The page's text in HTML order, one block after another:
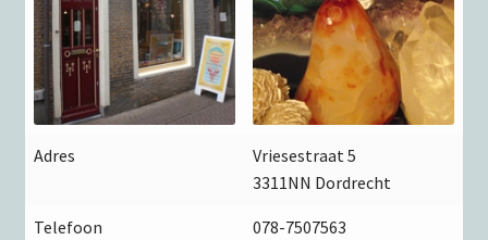
Adres
Vriesestraat 5
3311NN Dordrecht
Telefoon 078-7507563